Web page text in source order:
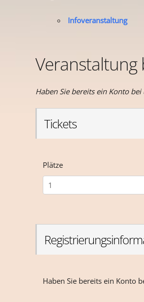
Infoveranstaltung
Veranstaltung
Haben Sie bereits ein Konto bei
Tickets
Plätze
Haben Sie bereits ein Konto